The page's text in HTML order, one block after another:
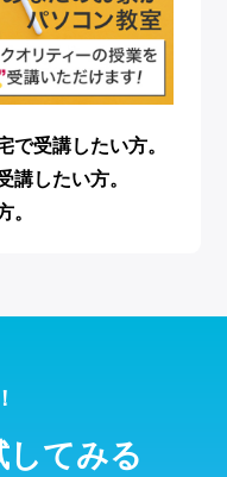
で受講したい方。
講したい方。
てみる